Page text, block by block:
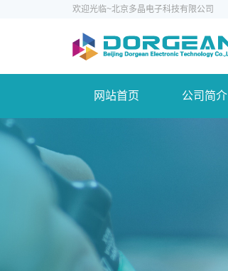
欢迎光临~北京多晶电子科技有限公司
网站首页 公司简介